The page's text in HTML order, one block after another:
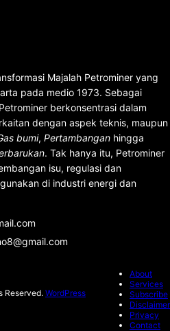
Majalah Petrominer yang
pada medio 1973. Sebagai
berkonsentrasi dalam
dengan aspek teknis, maupun
bumi, Pertambangan hingga
. Tak hanya itu, Petrominer
isu, regulasi dan
di industri energi dan
Reserved. WordPress
About
Services
Subscribe
Disclaimer
Privacy
Contact